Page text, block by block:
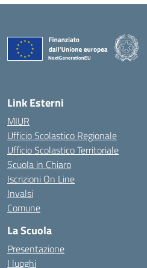
Link Esterni
MIUR
Ufficio Scolastico Regionale
Ufficio Scolastico Territoriale
Scuola in Chiaro
Iscrizioni On Line
Invalsi
Comune
La Scuola
Presentazione
I luoghi